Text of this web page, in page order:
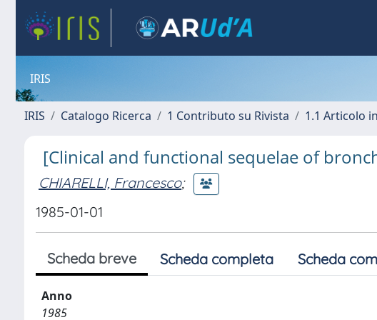
IRIS
IRIS Catalogo Ricerca 1 Contributo su Rivista 1.1 Articolo
[Clinical and functional sequelae of
CHIARELLI, Francesco;
1985-01-01
Scheda breve Scheda completa Scheda
Anno
1985